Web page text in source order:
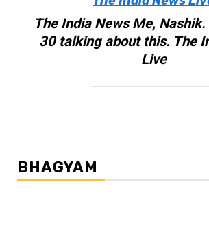
The India News Me,
30 talking about this. The
Live
BHAGYAM